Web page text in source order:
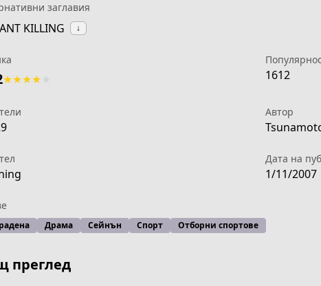
заглавия
KILLING ↓
★★★★ 1612
Автор
Дата на
1/11/2007
Драма Сейнън Спорт Отборни спортове
преглед